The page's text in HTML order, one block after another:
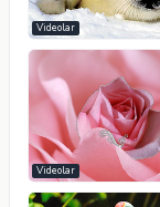
Videolar
Videolar